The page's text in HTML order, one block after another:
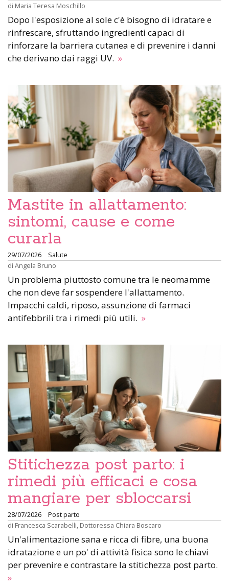
di Maria Teresa Moschillo
Dopo l'esposizione al sole c'è bisogno di idratare e
rinfrescare, sfruttando ingredienti capaci di
rinforzare la barriera cutanea e di prevenire i danni
che derivano dai raggi UV. »
Mastite in allattamento:
sintomi, cause e come
curarla
29/07/2026
Salute
di Angela Bruno
Un problema piuttosto comune tra le neomamme
che non deve far sospendere l'allattamento.
Impacchi caldi, riposo, assunzione di farmaci
antifebbrili tra i rimedi più utili. »
Stitichezza post parto: i
rimedi più efficaci e cosa
mangiare per sbloccarsi
28/07/2026
Post parto
di Francesca Scarabelli Dottoressa Chiara Boscaro
Un'alimentazione sana e ricca di fibre, una buona
idratazione e un po' di attività fisica sono le chiavi
per prevenire e contrastare la stitichezza post parto.
»